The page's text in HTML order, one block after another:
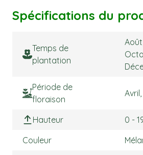
Spécifications du
Temps de
plantation
Période de
floraison
Hauteur
0 -
Couleur